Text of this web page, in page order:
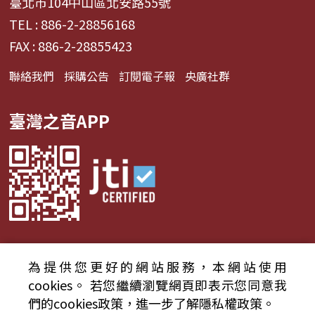
TEL : 886-2-28856168
FAX : 886-2-28855423
聯絡我們 採購公告 訂閱電子報 央廣社群
臺灣之音APP
© 2024財團法人中央廣播電臺 版權所有
資通安全政策聲明
服務條款 隱私權條款
為提供您更好的網站服務，本網站使用
cookies。 若您繼續瀏覽網頁即表示您同意我
們的cookies政策，進一步了解隱私權政策。